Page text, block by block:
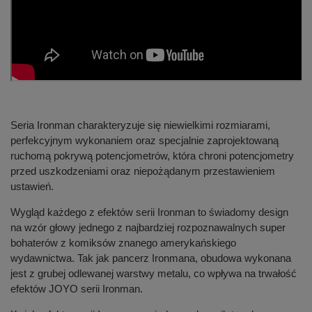
Seria Ironman charakteryzuje się niewielkimi rozmiarami,
perfekcyjnym wykonaniem oraz specjalnie zaprojektowaną
ruchomą pokrywą potencjometrów, która chroni potencjometry
przed uszkodzeniami oraz niepożądanym przestawieniem
ustawień.
Wygląd każdego z efektów serii Ironman to świadomy design
na wzór głowy jednego z najbardziej rozpoznawalnych super
bohaterów z komiksów znanego amerykańskiego
wydawnictwa. Tak jak pancerz Ironmana, obudowa wykonana
jest z grubej odlewanej warstwy metalu, co wpływa na trwałość
efektów JOYO serii Ironman.